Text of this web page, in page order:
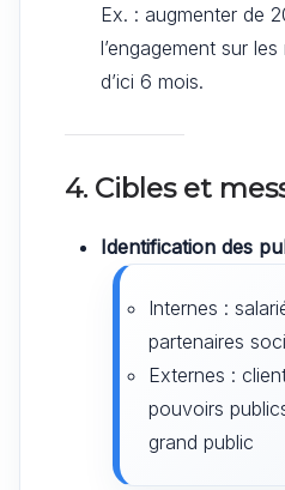
Ex. : augmenter de
l’engagement sur
d’ici 6 mois.
4. Cibles et
Identification des
Internes :
partenaires
Externes :
pouvoirs
grand public